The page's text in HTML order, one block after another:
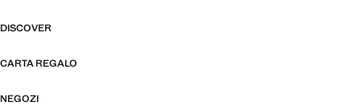
DISCOVER
CARTA REGALO
NEGOZI